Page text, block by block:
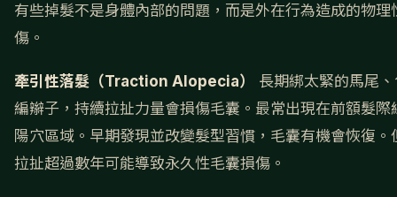
有些掉髮不是身體內部的問題，而是外在行為造成的物理
傷。
牽引性落髮（Traction Alopecia）
長期綁太緊的馬尾
編辮子，持續拉扯力量會損傷毛囊。最常出現在前額髮際
陽穴區域。早期發現並改變髮型習慣，毛囊有機會恢復。
拉扯超過數年可能導致永久性毛囊損傷。